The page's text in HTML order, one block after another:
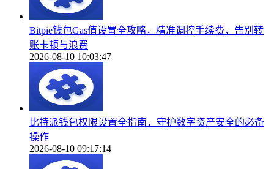
Bitpie钱包Gas值设置全攻略，精准调控手续费，告别转
账卡顿与浪费
2026-08-10 10:03:47
比特派钱包权限设置全指南，守护数字资产安全的必备
操作
2026-08-10 09:17:14